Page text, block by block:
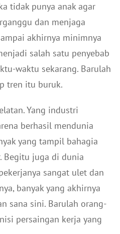
tidak punya anak agar
dan menjaga
akhirnya minimnya
salah satu penyebab
waktu sekarang. Barulah
tren itu buruk.
Yang industri
berhasil mendunia
yang tampil bahagia
Begitu juga di dunia
sangat ulet dan
banyak yang akhirnya
sana sini. Barulah orang-
persaingan kerja yang